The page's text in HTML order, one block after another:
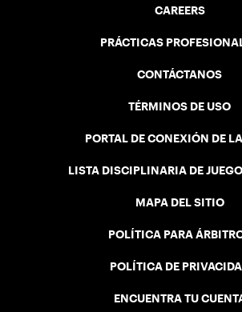
CAREERS
PRÁCTICAS
CONTÁCTANOS
TÉRMINOS DE USO
PORTAL DE CONEXIÓN DE
LISTA DISCIPLINARIA DE
MAPA DEL SITIO
POLÍTICA PARA
POLÍTICA DE
ENCUENTRA TU